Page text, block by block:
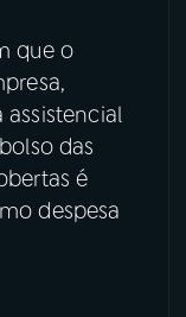
que o
das
é
despesa